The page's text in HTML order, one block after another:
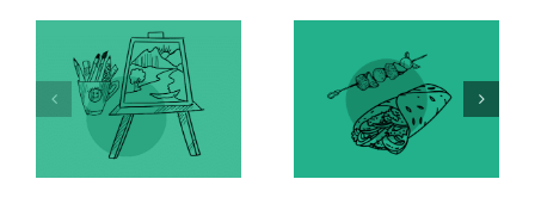
Atelier Tapas Atelier Terrarium